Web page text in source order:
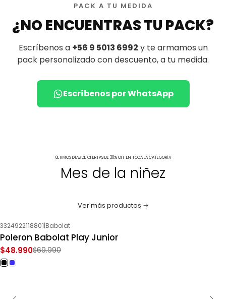
PACK A TU MEDIDA
¿NO ENCUENTRAS TU PACK?
Escríbenos a +56 9 5013 6992 y te armamos un
pack personalizado con descuento, a tu medida.
Escríbenos por WhatsApp
ÚLTIMOS DÍAS DE OFERTAS DE 30% OFF EN TODA LA CATEGORÍA
Mes de la niñez
Ver más productos
-30%OFF
3324922118801|Babolat
Poleron Babolat Play Junior
$48.990$69.990